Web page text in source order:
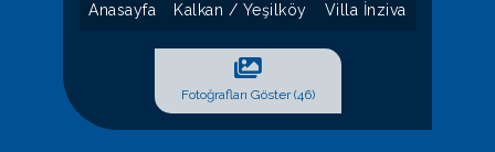
Anasayfa Kalkan / Yeşilköy Villa İnziva
Fotoğrafları Göster (46)